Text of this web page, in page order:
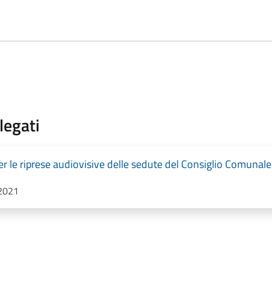
le riprese audiovisive delle sedute del Consiglio Comunale